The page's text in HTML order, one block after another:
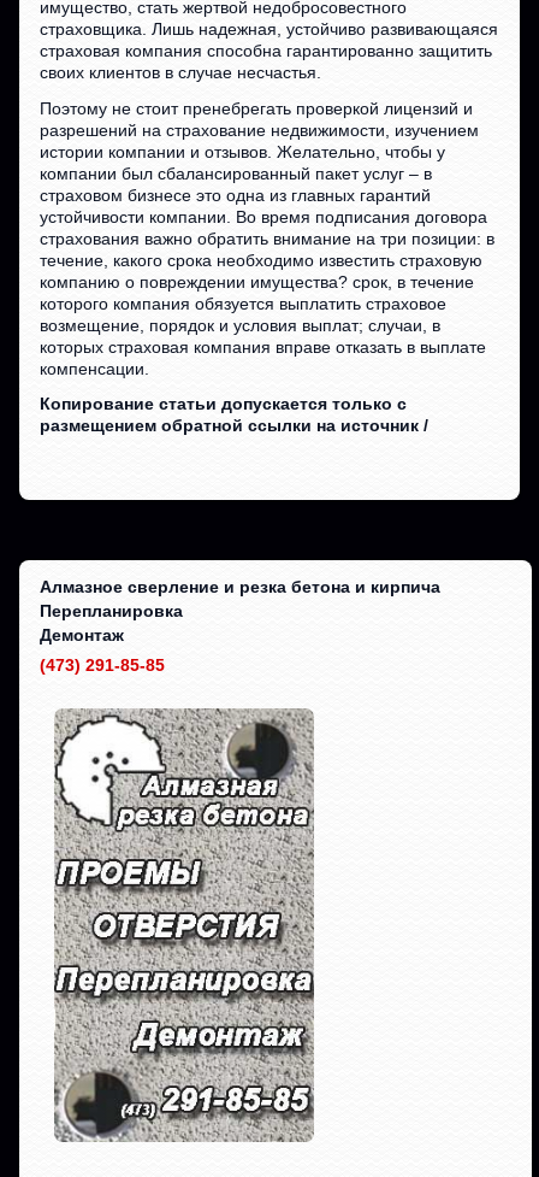
имущество, стать жертвой недобросовестного
страховщика. Лишь надежная, устойчиво развивающаяся
страховая компания способна гарантированно защитить
своих клиентов в случае несчастья.
Поэтому не стоит пренебрегать проверкой лицензий и
разрешений на страхование недвижимости, изучением
истории компании и отзывов. Желательно, чтобы у
компании был сбалансированный пакет услуг – в
страховом бизнесе это одна из главных гарантий
устойчивости компании. Во время подписания договора
страхования важно обратить внимание на три позиции: в
течение, какого срока необходимо известить страховую
компанию о повреждении имущества? срок, в течение
которого компания обязуется выплатить страховое
возмещение, порядок и условия выплат; случаи, в
которых страховая компания вправе отказать в выплате
компенсации.
Копирование статьи допускается только с
размещением обратной ссылки на источник /
Алмазное сверление и резка бетона и кирпича
Перепланировка
Демонтаж
(473) 291-85-85